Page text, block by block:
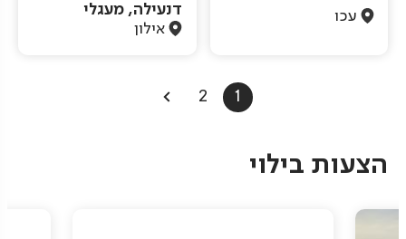
עכו
דנעילה, מעגלי
אילון
1
2
הצעות בילוי